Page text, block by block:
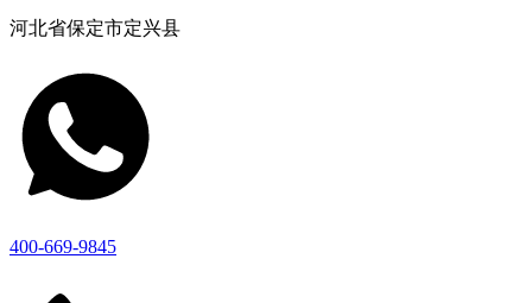
河北省保定市定兴县
400-669-9845